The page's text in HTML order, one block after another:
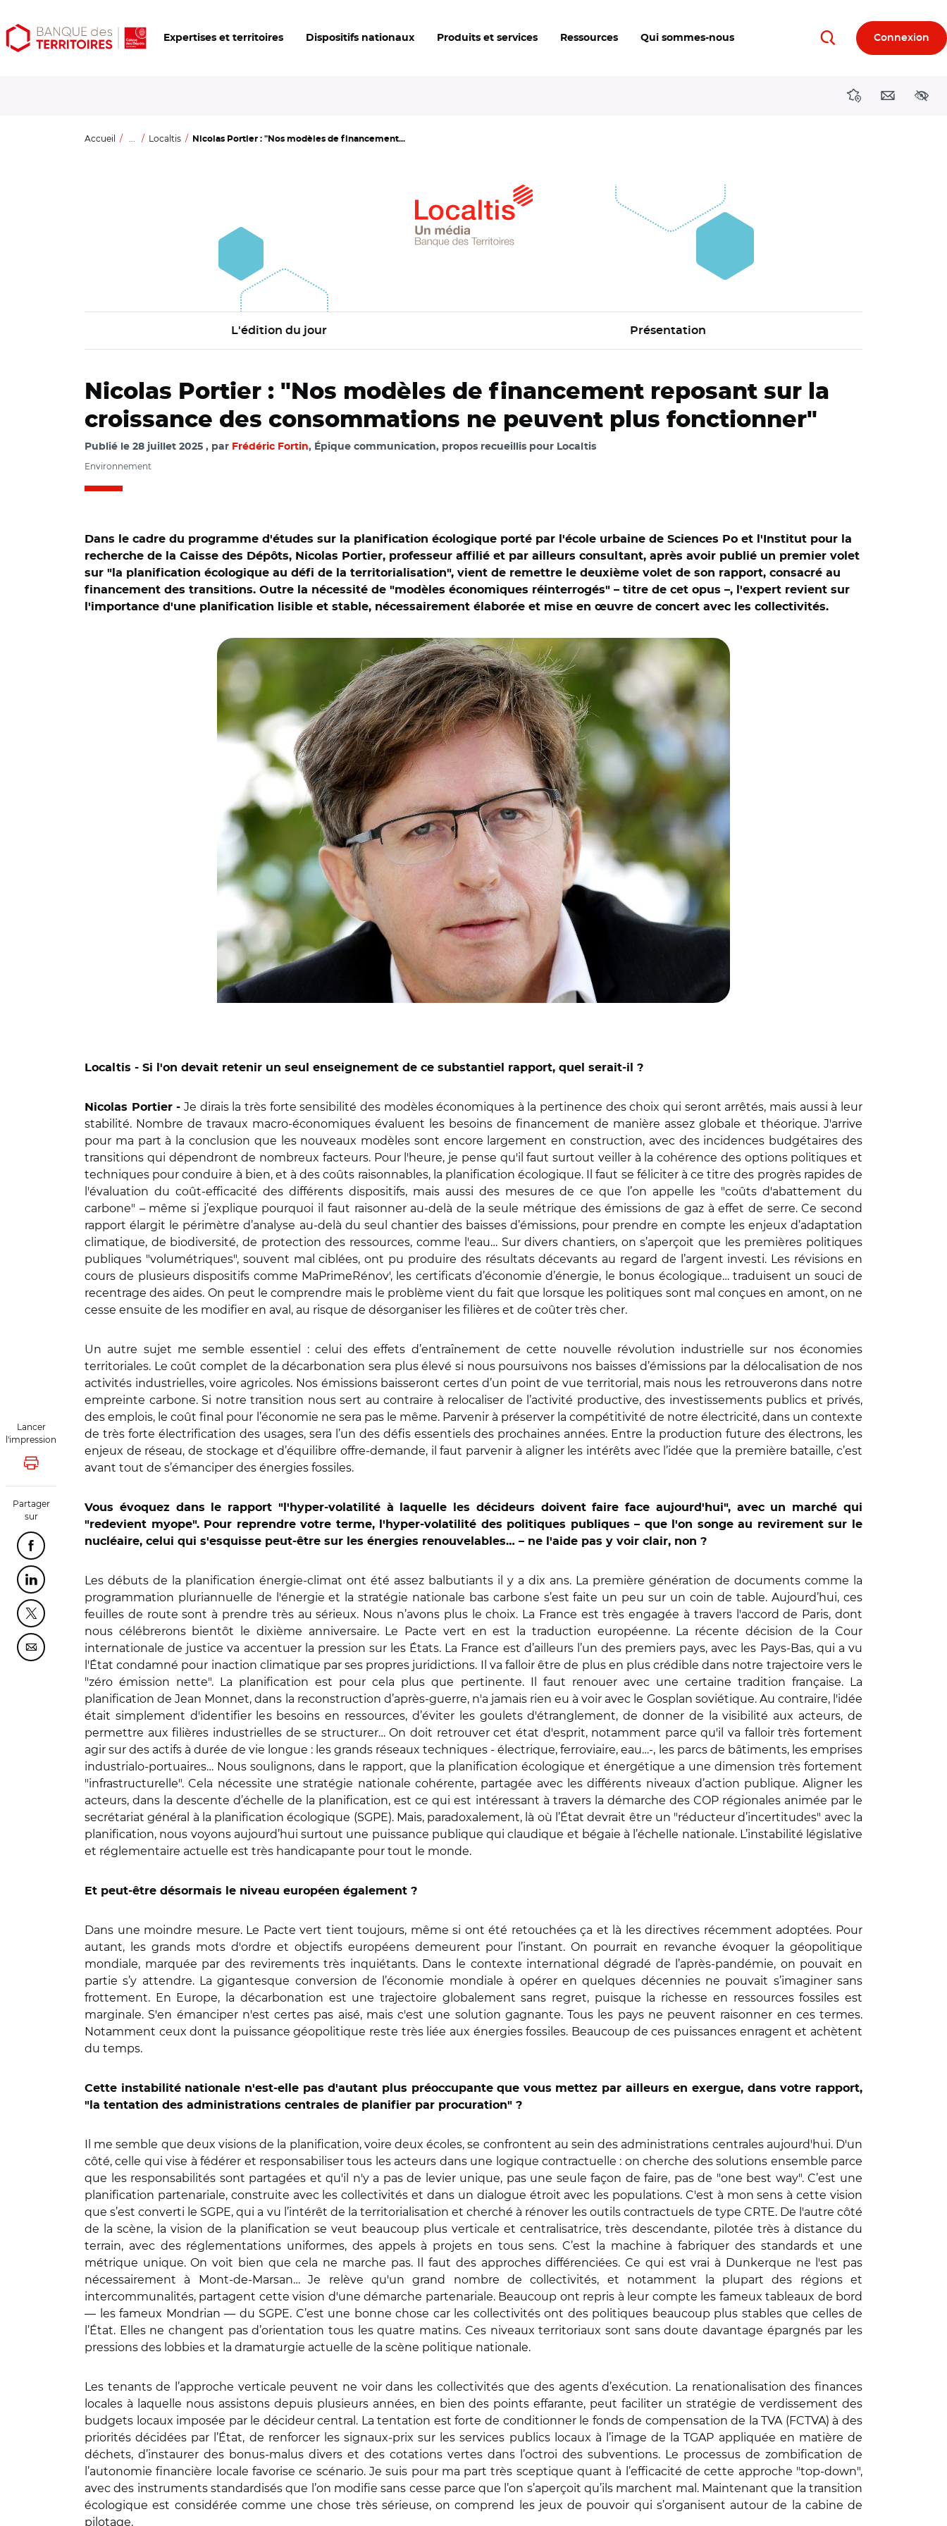
Aller
au
Aller
au
Ouvrir
les
Expertises et territoires Dispositifs nationaux Produits et services Ressources Qui sommes-nous RechercherConnexion
DirectionsContact
Accueil ... Localtis Nicolas Portier : "Nos modèles de financement...
L'édition du jour Présentation
Lancer
l'impression
Lancer l'impression
Partager
sur
Partager cette page sur Facebook
Partager cette page sur Linkedin
Partager cette page sur Twitter
Partager cette page sur Courriel
Nicolas Portier : "Nos modèles de financement reposant sur la
croissance des consommations ne peuvent plus fonctionner"
Publié le 28 juillet 2025 par Frédéric Fortin, Épique communication, propos recueillis pour Localtis
Environnement
Dans le cadre du programme d'études sur la planification écologique porté par l'école urbaine de Sciences Po et l'Institut pour la
recherche de la Caisse des Dépôts, Nicolas Portier, professeur affilié et par ailleurs consultant, après avoir publié un premier volet
sur "la planification écologique au défi de la territorialisation", vient de remettre le deuxième volet de son rapport, consacré au
financement des transitions. Outre la nécessité de "modèles économiques réinterrogés" – titre de cet opus –, l'expert revient sur
l'importance d'une planification lisible et stable, nécessairement élaborée et mise en œuvre de concert avec les collectivités.
Localtis - Si l'on devait retenir un seul enseignement de ce substantiel rapport, quel serait-il ?
Nicolas Portier - Je dirais la très forte sensibilité des modèles économiques à la pertinence des choix qui seront arrêtés, mais aussi à leur
stabilité. Nombre de travaux macro-économiques évaluent les besoins de financement de manière assez globale et théorique. J'arrive
pour ma part à la conclusion que les nouveaux modèles sont encore largement en construction, avec des incidences budgétaires des
transitions qui dépendront de nombreux facteurs. Pour l'heure, je pense qu'il faut surtout veiller à la cohérence des options politiques et
techniques pour conduire à bien, et à des coûts raisonnables, la planification écologique. Il faut se féliciter à ce titre des progrès rapides de
l'évaluation du coût-efficacité des différents dispositifs, mais aussi des mesures de ce que l’on appelle les "coûts d'abattement du
carbone" – même si j’explique pourquoi il faut raisonner au-delà de la seule métrique des émissions de gaz à effet de serre. Ce second
rapport élargit le périmètre d’analyse au-delà du seul chantier des baisses d’émissions, pour prendre en compte les enjeux d’adaptation
climatique, de biodiversité, de protection des ressources, comme l'eau… Sur divers chantiers, on s’aperçoit que les premières politiques
publiques "volumétriques", souvent mal ciblées, ont pu produire des résultats décevants au regard de l’argent investi. Les révisions en
cours de plusieurs dispositifs comme MaPrimeRénov', les certificats d’économie d’énergie, le bonus écologique… traduisent un souci de
recentrage des aides. On peut le comprendre mais le problème vient du fait que lorsque les politiques sont mal conçues en amont, on ne
cesse ensuite de les modifier en aval, au risque de désorganiser les filières et de coûter très cher.
Un autre sujet me semble essentiel : celui des effets d’entraînement de cette nouvelle révolution industrielle sur nos économies
territoriales. Le coût complet de la décarbonation sera plus élevé si nous poursuivons nos baisses d’émissions par la délocalisation de nos
activités industrielles, voire agricoles. Nos émissions baisseront certes d’un point de vue territorial, mais nous les retrouverons dans notre
empreinte carbone. Si notre transition nous sert au contraire à relocaliser de l’activité productive, des investissements publics et privés,
des emplois, le coût final pour l’économie ne sera pas le même. Parvenir à préserver la compétitivité de notre électricité, dans un contexte
de très forte électrification des usages, sera l’un des défis essentiels des prochaines années. Entre la production future des électrons, les
enjeux de réseau, de stockage et d’équilibre offre-demande, il faut parvenir à aligner les intérêts avec l’idée que la première bataille, c’est
avant tout de s’émanciper des énergies fossiles.
Vous évoquez dans le rapport "l'hyper-volatilité à laquelle les décideurs doivent faire face aujourd'hui", avec un marché qui
"redevient myope". Pour reprendre votre terme, l'hyper-volatilité des politiques publiques – que l'on songe au revirement sur le
nucléaire, celui qui s'esquisse peut-être sur les énergies renouvelables… – ne l'aide pas y voir clair, non ?
Les débuts de la planification énergie-climat ont été assez balbutiants il y a dix ans. La première génération de documents comme la
programmation pluriannuelle de l'énergie et la stratégie nationale bas carbone s’est faite un peu sur un coin de table. Aujourd’hui, ces
feuilles de route sont à prendre très au sérieux. Nous n’avons plus le choix. La France est très engagée à travers l'accord de Paris, dont
nous célébrerons bientôt le dixième anniversaire. Le Pacte vert en est la traduction européenne. La récente décision de la Cour
internationale de justice va accentuer la pression sur les États. La France est d’ailleurs l’un des premiers pays, avec les Pays-Bas, qui a vu
l'État condamné pour inaction climatique par ses propres juridictions. Il va falloir être de plus en plus crédible dans notre trajectoire vers le
"zéro émission nette". La planification est pour cela plus que pertinente. Il faut renouer avec une certaine tradition française. La
planification de Jean Monnet, dans la reconstruction d’après-guerre, n'a jamais rien eu à voir avec le Gosplan soviétique. Au contraire, l'idée
était simplement d'identifier les besoins en ressources, d’éviter les goulets d'étranglement, de donner de la visibilité aux acteurs, de
permettre aux filières industrielles de se structurer… On doit retrouver cet état d'esprit, notamment parce qu'il va falloir très fortement
agir sur des actifs à durée de vie longue : les grands réseaux techniques - électrique, ferroviaire, eau…-, les parcs de bâtiments, les emprises
industrialo-portuaires… Nous soulignons, dans le rapport, que la planification écologique et énergétique a une dimension très fortement
"infrastructurelle". Cela nécessite une stratégie nationale cohérente, partagée avec les différents niveaux d’action publique. Aligner les
acteurs, dans la descente d’échelle de la planification, est ce qui est intéressant à travers la démarche des COP régionales animée par le
secrétariat général à la planification écologique (SGPE). Mais, paradoxalement, là où l’État devrait être un "réducteur d’incertitudes" avec la
planification, nous voyons aujourd’hui surtout une puissance publique qui claudique et bégaie à l’échelle nationale. L’instabilité législative
et réglementaire actuelle est très handicapante pour tout le monde.
Et peut-être désormais le niveau européen également ?
Dans une moindre mesure. Le Pacte vert tient toujours, même si ont été retouchées ça et là les directives récemment adoptées. Pour
autant, les grands mots d'ordre et objectifs européens demeurent pour l’instant. On pourrait en revanche évoquer la géopolitique
mondiale, marquée par des revirements très inquiétants. Dans le contexte international dégradé de l’après-pandémie, on pouvait en
partie s’y attendre. La gigantesque conversion de l’économie mondiale à opérer en quelques décennies ne pouvait s’imaginer sans
frottement. En Europe, la décarbonation est une trajectoire globalement sans regret, puisque la richesse en ressources fossiles est
marginale. S'en émanciper n'est certes pas aisé, mais c'est une solution gagnante. Tous les pays ne peuvent raisonner en ces termes.
Notamment ceux dont la puissance géopolitique reste très liée aux énergies fossiles. Beaucoup de ces puissances enragent et achètent
du temps.
Cette instabilité nationale n'est-elle pas d'autant plus préoccupante que vous mettez par ailleurs en exergue, dans votre rapport,
"la tentation des administrations centrales de planifier par procuration" ?
Il me semble que deux visions de la planification, voire deux écoles, se confrontent au sein des administrations centrales aujourd'hui. D'un
côté, celle qui vise à fédérer et responsabiliser tous les acteurs dans une logique contractuelle : on cherche des solutions ensemble parce
que les responsabilités sont partagées et qu'il n'y a pas de levier unique, pas une seule façon de faire, pas de "one best way". C’est une
planification partenariale, construite avec les collectivités et dans un dialogue étroit avec les populations. C'est à mon sens à cette vision
que s’est converti le SGPE, qui a vu l’intérêt de la territorialisation et cherché à rénover les outils contractuels de type CRTE. De l'autre côté
de la scène, la vision de la planification se veut beaucoup plus verticale et centralisatrice, très descendante, pilotée très à distance du
terrain, avec des réglementations uniformes, des appels à projets en tous sens. C’est la machine à fabriquer des standards et une
métrique unique. On voit bien que cela ne marche pas. Il faut des approches différenciées. Ce qui est vrai à Dunkerque ne l'est pas
nécessairement à Mont-de-Marsan… Je relève qu'un grand nombre de collectivités, et notamment la plupart des régions et
intercommunalités, partagent cette vision d'une démarche partenariale. Beaucoup ont repris à leur compte les fameux tableaux de bord
— les fameux Mondrian — du SGPE. C’est une bonne chose car les collectivités ont des politiques beaucoup plus stables que celles de
l’État. Elles ne changent pas d’orientation tous les quatre matins. Ces niveaux territoriaux sont sans doute davantage épargnés par les
pressions des lobbies et la dramaturgie actuelle de la scène politique nationale.
Les tenants de l’approche verticale peuvent ne voir dans les collectivités que des agents d’exécution. La renationalisation des finances
locales à laquelle nous assistons depuis plusieurs années, en bien des points effarante, peut faciliter un stratégie de verdissement des
budgets locaux imposée par le décideur central. La tentation est forte de conditionner le fonds de compensation de la TVA (FCTVA) à des
priorités décidées par l’État, de renforcer les signaux-prix sur les services publics locaux à l’image de la TGAP appliquée en matière de
déchets, d’instaurer des bonus-malus divers et des cotations vertes dans l’octroi des subventions. Le processus de zombification de
l’autonomie financière locale favorise ce scénario. Je suis pour ma part très sceptique quant à l’efficacité de cette approche "top-down",
avec des instruments standardisés que l’on modifie sans cesse parce que l’on s’aperçoit qu’ils marchent mal. Maintenant que la transition
écologique est considérée comme une chose très sérieuse, on comprend les jeux de pouvoir qui s’organisent autour de la cabine de
pilotage.